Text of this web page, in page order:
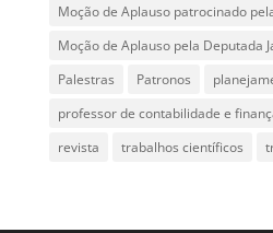
Moção de Aplauso patrocinado
Moção de Aplauso pela Deputada
Palestras
Patronos
professor de contabilidade e
revista
trabalhos científicos